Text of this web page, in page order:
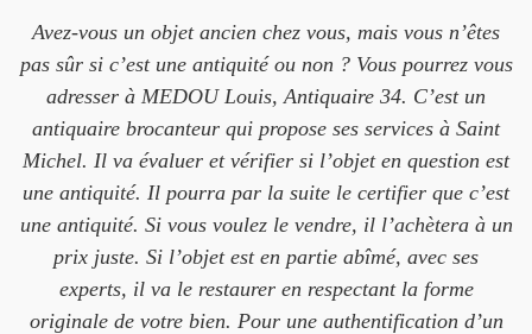
Avez-vous un objet ancien chez vous, mais vous n’êtes
pas sûr si c’est une antiquité ou non ? Vous pourrez vous
adresser à MEDOU Louis, Antiquaire 34. C’est un
antiquaire brocanteur qui propose ses services à Saint
Michel. Il va évaluer et vérifier si l’objet en question est
une antiquité. Il pourra par la suite le certifier que c’est
une antiquité. Si vous voulez le vendre, il l’achètera à un
prix juste. Si l’objet est en partie abîmé, avec ses
experts, il va le restaurer en respectant la forme
originale de votre bien. Pour une authentification d’un